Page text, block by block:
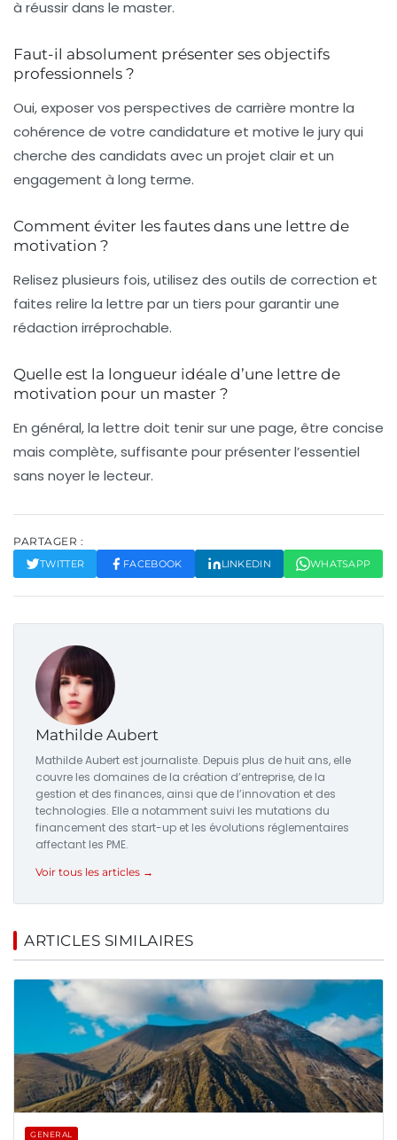
à réussir dans le master.
Faut-il absolument présenter ses objectifs
professionnels ?
Oui, exposer vos perspectives de carrière montre la
cohérence de votre candidature et motive le jury qui
cherche des candidats avec un projet clair et un
engagement à long terme.
Comment éviter les fautes dans une lettre de
motivation ?
Relisez plusieurs fois, utilisez des outils de correction et
faites relire la lettre par un tiers pour garantir une
rédaction irréprochable.
Quelle est la longueur idéale d’une lettre de
motivation pour un master ?
En général, la lettre doit tenir sur une page, être concise
mais complète, suffisante pour présenter l’essentiel
sans noyer le lecteur.
PARTAGER :
TWITTER FACEBOOK LINKEDIN WHATSAPP
Mathilde Aubert
Mathilde Aubert est journaliste. Depuis plus de huit ans, elle
couvre les domaines de la création d’entreprise, de la
gestion et des finances, ainsi que de l’innovation et des
technologies. Elle a notamment suivi les mutations du
financement des start-up et les évolutions réglementaires
affectant les PME.
Voir tous les articles →
ARTICLES SIMILAIRES
GENERAL